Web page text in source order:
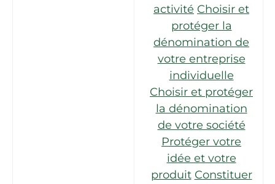
activité Choisir et
protéger la
dénomination de
votre entreprise
individuelle
Choisir et protéger
la dénomination
de votre société
Protéger votre
idée et votre
produit Constituer